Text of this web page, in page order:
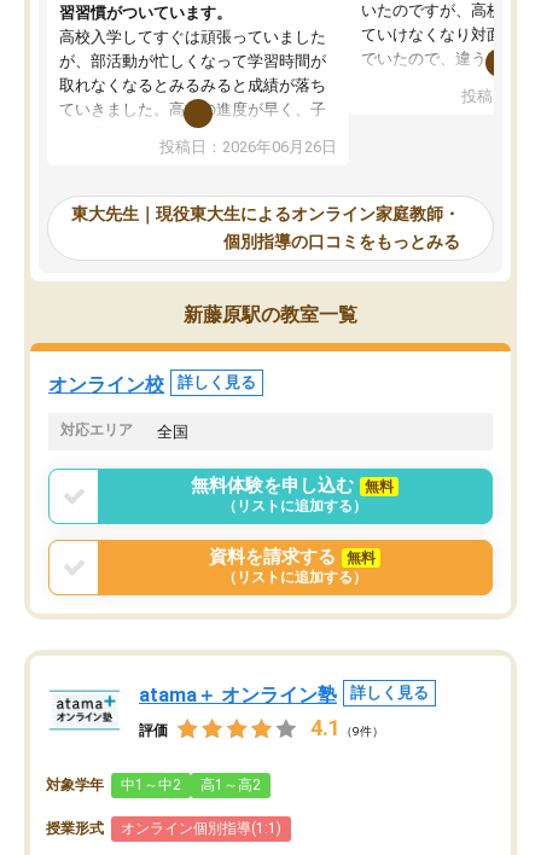
習習慣がついています。
高校入学してすぐは頑張っていました
が、部活動が忙しくなって学習時間が
取れなくなるとみるみると成績が落ち
ていきました。高校の進度が早く、子
供も家に帰って勉強の話すると嫌な反
応を示します。東大先生にお願いして
れるので、親としても安心です。毎日
使える自習室とかもあり、わからない
ところがあれば先生が回答してくれる
のも重宝しています。
投稿日：2026年06月26日
いたのですが、高校に入
ていけなくなり対面の塾
でいたので、違うアプロ
で、当初は模試でD判定
自習室が毎日使えていつ
るのが心強かったよう
謝です。
投稿日：
東大先生｜現役東大生によるオンライン家庭教師・
個別指導の口コミをもっとみる
新藤原駅の教室一覧
オンライン校 詳しく見る
対応エリア 全国
無料体験を申し込む
無料
（リストに追加する）
資料を請求する
無料
（リストに追加する）
atama＋ オンライン塾 詳しく見る
評価 4.1 （9件）
対象学年 中1～中2 高1～高2
授業形式 オンライン個別指導(1:1)